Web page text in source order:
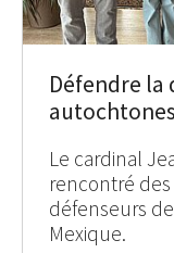
Défendre la
autochtones
Le cardinal
rencontré
défenseurs
Mexique.